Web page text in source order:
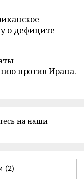
о дефиците
против Ирана.
на наши
(2)